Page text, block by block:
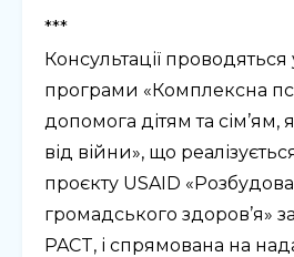
***
Консультації
програми «Комплексна
допомога дітям та сім’ям,
від війни», що
проєкту USAID
громадського здоров’я»
PACT, і спрямована на